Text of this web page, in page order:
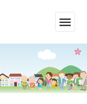
menu